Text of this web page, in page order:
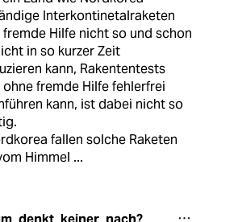
Interkontinetalraketen
fremde Hilfe nicht so und schon
in so kurzer Zeit
kann, Rakententests
fremde Hilfe fehlerfrei
kann, ist dabei nicht so
fallen solche Raketen
Himmel ...